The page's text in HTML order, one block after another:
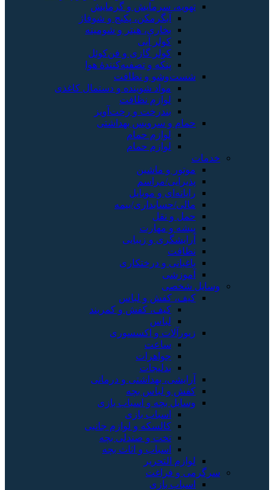
تهویه، سرمایش و گرمایش
آبگرمکن، پکیج و شوفاژ
بخاری، هیتر و شومینه
کولر آبی
کولر گازی و فن‌کوئل
پنکه و تصفیه‌کنندهٔ هوا
شست‌وشو و نظافت
مواد شوینده و دستمال کاغذی
لوازم نظافت
بندرخت و رخت‌آویز
حمام و سرویس بهداشتی
لوازم حمام
لوازم حمام
خدمات
موتور و ماشین
پذیرایی/مراسم
رایانه‌ای و موبایل
مالی/حسابداری/بیمه
حمل و نقل
پیشه و مهارت
آرایشگری و زیبایی
نظافت
باغبانی و درختکاری
آموزشی
وسایل شخصی
کیف، کفش و لباس
کیف، کفش و کمربند
لباس
زیورآلات و اکسسوری
ساعت
جواهرات
بدلیجات
آرایشی، بهداشتی و درمانی
کفش و لباس بچه
وسایل بچه و اسباب بازی
اسباب بازی
کالسکه و لوازم جانبی
تخت و صندلی بچه
اسباب و اثاث بچه
لوازم التحریر
سرگرمی و فراغت
اسباب‌ بازی